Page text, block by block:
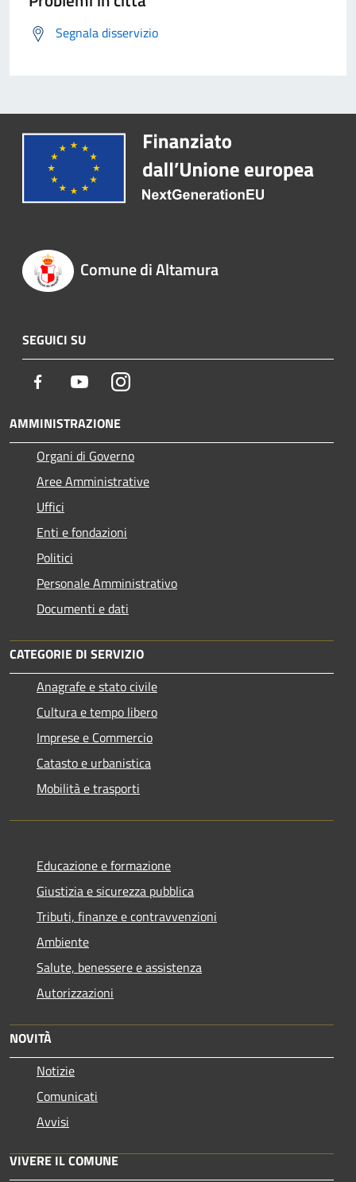
Segnala disservizio
Comune di Altamura
SEGUICI SU
Facebook YoutubeInstagram
AMMINISTRAZIONE
Organi di Governo
Aree Amministrative
Uffici
Enti e fondazioni
Politici
Personale Amministrativo
Documenti e dati
CATEGORIE DI SERVIZIO
Anagrafe e stato civile
Cultura e tempo libero
Imprese e Commercio
Catasto e urbanistica
Mobilità e trasporti
Educazione e formazione
Giustizia e sicurezza pubblica
Tributi, finanze e contravvenzioni
Ambiente
Salute, benessere e assistenza
Autorizzazioni
NOVITÀ
Notizie
Comunicati
Avvisi
VIVERE IL COMUNE